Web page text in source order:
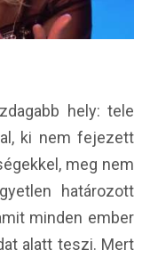
hely: tele
ki nem fejezett
meg nem
határozott
minden ember
alatt teszi. Mert